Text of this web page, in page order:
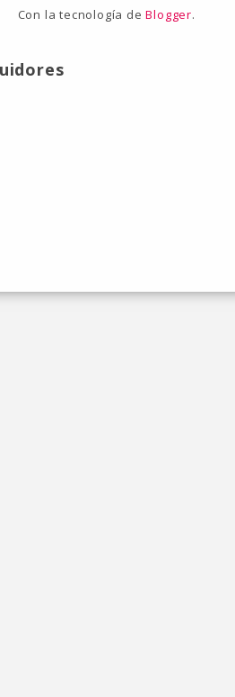
Con la tecnología deBlogger.